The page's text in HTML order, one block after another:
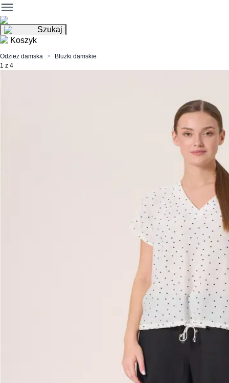
Szukaj
Koszyk
Odzież damska
Bluzki damskie
1 z 4